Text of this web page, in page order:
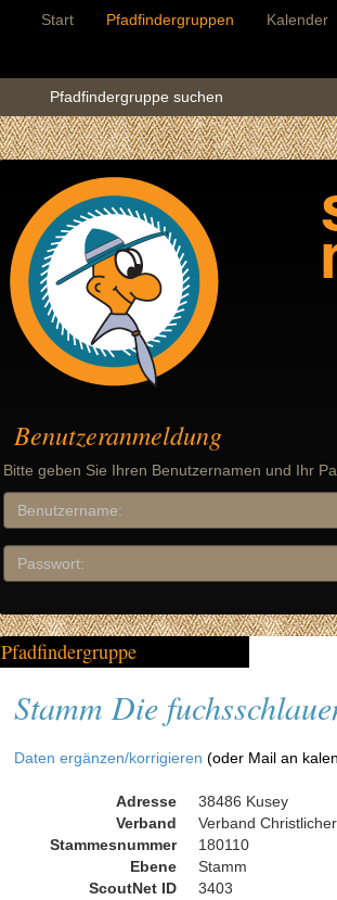
Start Pfadfindergruppen Kalender
Pfadfindergruppe suchen
Benutzeranmeldung
Bitte geben Sie Ihren Benutzernamen und Ihr
Pfadfindergruppe
Stamm Die
Daten ergänzen/korrigieren (oder Mail an
Adresse
38486 Kusey
Verband
Verband
Stammesnummer
180110
Ebene
Stamm
ScoutNet ID
3403